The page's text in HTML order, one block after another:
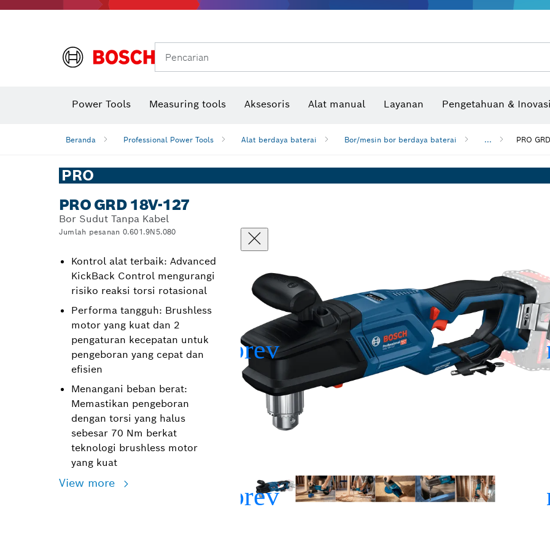
Pencarian
Power Tools Measuring tools Aksesoris Alat manual Layanan Pengetahuan & Inovasi
Beranda Professional Power Tools Alat berdaya baterai Bor/mesin bor berdaya baterai ... PRO
PRO
PRO GRD 18V-127
Bor Sudut Tanpa Kabel
Jumlah pesanan 0.601.9N5.080
Kontrol alat terbaik: Advanced
KickBack Control mengurangi
risiko reaksi torsi rotasional
Performa tangguh: Brushless
motor yang kuat dan 2
pengaturan kecepatan untuk
pengeboran yang cepat dan
efisien
Menangani beban berat:
Memastikan pengeboran
dengan torsi yang halus
sebesar 70 Nm berkat
teknologi brushless motor
yang kuat
View more